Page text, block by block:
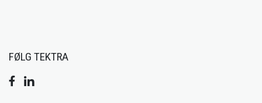
FØLG TEKTRA